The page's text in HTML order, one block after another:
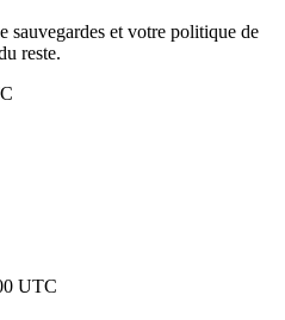
et votre politique de
reste.
UTC